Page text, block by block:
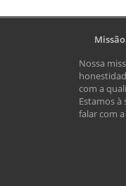
Missão
Nossa
com a
Estamos à
falar com